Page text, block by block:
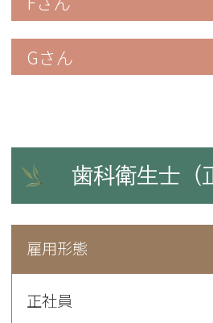
Gさん
歯科衛生士（
雇用形態
正社員